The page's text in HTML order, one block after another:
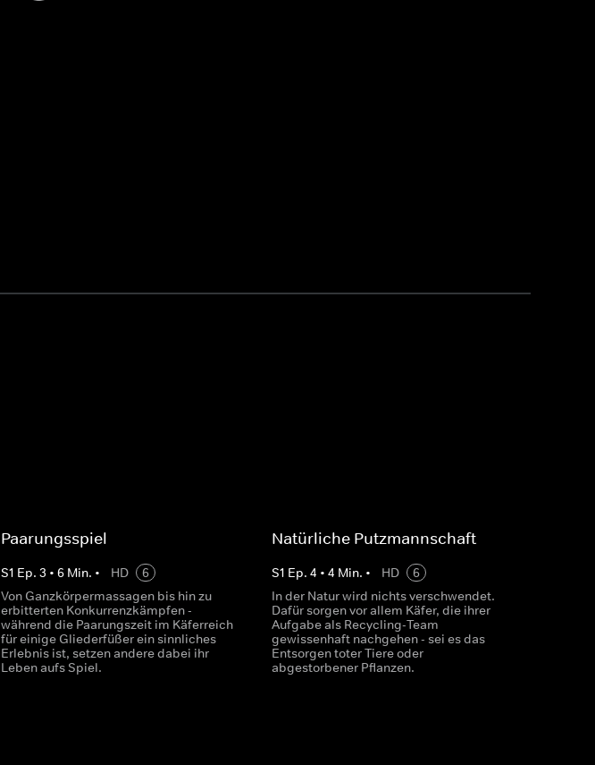
Paarungsspiel
S1 Ep. 3 • 6Min. • HD
6
Von Ganzkörpermassagen bis hin zu
erbitterten Konkurrenzkämpfen -
während die Paarungszeit im Käferreich
für einige Gliederfüßer ein sinnliches
Erlebnis ist, setzen andere dabei ihr
Leben aufs Spiel.
Natürliche Putzmannschaft
S1 Ep. 4 • 4 Min. • HD
6
In der Natur wird nichts verschwendet.
Dafür sorgen vor allem Käfer, die ihrer
Aufgabe als Recycling-Team
gewissenhaft nachgehen - sei es das
Entsorgen toter Tiere oder
abgestorbener Pflanzen.